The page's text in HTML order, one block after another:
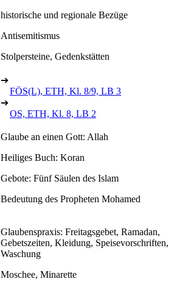
historische und regionale Bezüge
Antisemitismus
Stolpersteine, Gedenkstätten
➔
FÖS(L), ETH, Kl. 8/9, LB 3
➔
OS, ETH, Kl. 8, LB 2
Glaube an einen Gott: Allah
Heiliges Buch: Koran
Gebote: Fünf Säulen des Islam
Bedeutung des Propheten Mohamed
Glaubenspraxis: Freitagsgebet, Ramadan,
Gebetszeiten, Kleidung, Speisevorschriften,
Waschung
Moschee, Minarette